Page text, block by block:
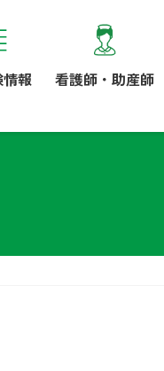
報 看護師・助産師